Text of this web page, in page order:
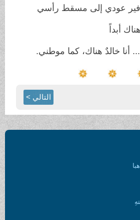
عودي إلى مسقط رأسي
أبداً
أنا خالدٌ هناك، كما موطني.
التالي >